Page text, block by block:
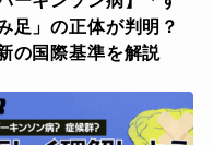
足」の正体が判明？
の国際基準を解説